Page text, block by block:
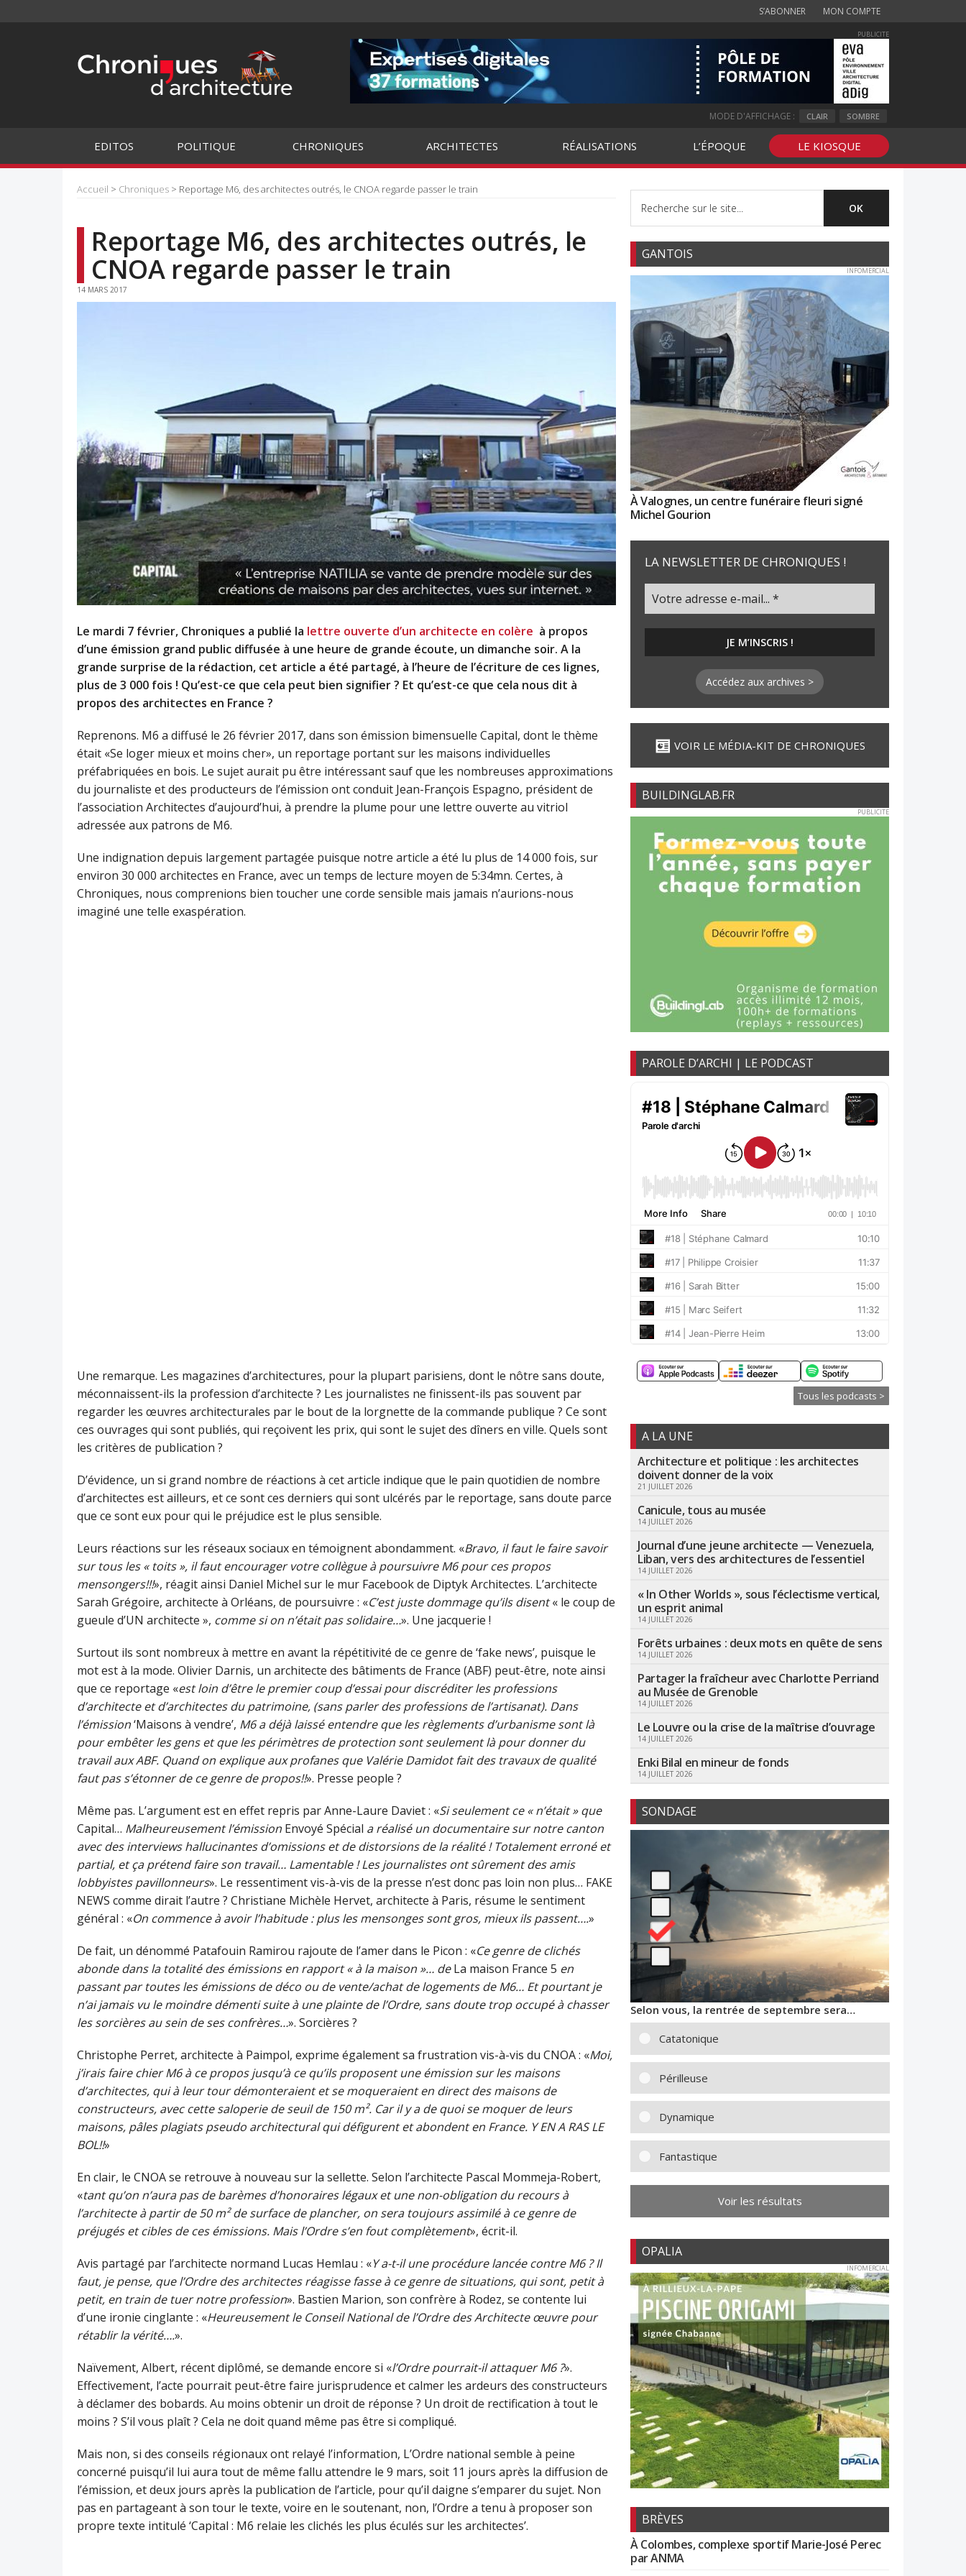
S’ABONNER MON COMPTE
PUBLICITE
MODE D'AFFICHAGE : CLAIR SOMBRE
EDITOS POLITIQUE CHRONIQUES ARCHITECTES RÉALISATIONS L’ÉPOQUE LE KIOSQUE
Accueil > Chroniques > Reportage M6, des architectes outrés, le CNOA regarde passer le train
Reportage M6, des architectes outrés, le
CNOA regarde passer le train
14 MARS 2017
Le mardi 7 février, Chroniques a publié la lettre ouverte d’un architecte en colère à propos
d’une émission grand public diffusée à une heure de grande écoute, un dimanche soir. A la
grande surprise de la rédaction, cet article a été partagé, à l’heure de l’écriture de ces lignes,
plus de 3 000 fois ! Qu’est-ce que cela peut bien signifier ? Et qu’est-ce que cela nous dit à
propos des architectes en France ?
Reprenons. M6 a diffusé le 26 février 2017, dans son émission bimensuelle Capital, dont le thème
était «Se loger mieux et moins cher», un reportage portant sur les maisons individuelles
préfabriquées en bois. Le sujet aurait pu être intéressant sauf que les nombreuses approximations
du journaliste et des producteurs de l’émission ont conduit Jean-François Espagno, président de
l’association Architectes d’aujourd’hui, à prendre la plume pour une lettre ouverte au vitriol
adressée aux patrons de M6.
Une indignation depuis largement partagée puisque notre article a été lu plus de 14 000 fois, sur
environ 30 000 architectes en France, avec un temps de lecture moyen de 5:34mn. Certes, à
Chroniques, nous comprenions bien toucher une corde sensible mais jamais n’aurions-nous
imaginé une telle exaspération.
Une remarque. Les magazines d’architectures, pour la plupart parisiens, dont le nôtre sans doute,
méconnaissent-ils la profession d’architecte ? Les journalistes ne finissent-ils pas souvent par
regarder les œuvres architecturales par le bout de la lorgnette de la commande publique ? Ce sont
ces ouvrages qui sont publiés, qui reçoivent les prix, qui sont le sujet des dîners en ville. Quels sont
les critères de publication ?
D’évidence, un si grand nombre de réactions à cet article indique que le pain quotidien de nombre
d’architectes est ailleurs, et ce sont ces derniers qui sont ulcérés par le reportage, sans doute parce
que ce sont eux pour qui le préjudice est le plus sensible.
Leurs réactions sur les réseaux sociaux en témoignent abondamment. «Bravo, il faut le faire savoir
sur tous les « toits », il faut encourager votre collègue à poursuivre M6 pour ces propos
mensongers!!!», réagit ainsi Daniel Michel sur le mur Facebook de Diptyk Architectes. L’architecte
Sarah Grégoire, architecte à Orléans, de poursuivre : «C’est juste dommage qu’ils disent« le coup de
gueule d’UN architecte », comme si on n’était pas solidaire…». Une jacquerie !
Surtout ils sont nombreux à mettre en avant la répétitivité de ce genre de ‘fake news’, puisque le
mot est à la mode. Olivier Darnis, un architecte des bâtiments de France (ABF) peut-être, note ainsi
que ce reportage «est loin d’être le premier coup d’essai pour discréditer les professions
d’architecte et d’architectes du patrimoine, (sans parler des professions de l’artisanat). Dans
l’émission‘Maisons à vendre’, M6 a déjà laissé entendre que les règlements d’urbanisme sont là
pour embêter les gens et que les périmètres de protection sont seulement là pour donner du
travail aux ABF. Quand on explique aux profanes que Valérie Damidot fait des travaux de qualité
faut pas s’étonner de ce genre de propos!!». Presse people ?
Même pas. L’argument est en effet repris par Anne-Laure Daviet : «Si seulement ce « n’était » que
Capital… Malheureusement l’émission Envoyé Spécial a réalisé un documentaire sur notre canton
avec des interviews hallucinantes d’omissions et de distorsions de la réalité ! Totalement erroné et
partial, et ça prétend faire son travail… Lamentable ! Les journalistes ont sûrement des amis
lobbyistes pavillonneurs». Le ressentiment vis-à-vis de la presse n’est donc pas loin non plus… FAKE
NEWS comme dirait l’autre ? Christiane Michèle Hervet, architecte à Paris, résume le sentiment
général : «On commence à avoir l’habitude : plus les mensonges sont gros, mieux ils passent….»
De fait, un dénommé Patafouin Ramirou rajoute de l’amer dans le Picon : «Ce genre de clichés
abonde dans la totalité des émissions en rapport « à la maison »… deLa maison France 5 en
passant par toutes les émissions de déco ou de vente/achat de logements de M6… Et pourtant je
n’ai jamais vu le moindre démenti suite à une plainte de l’Ordre, sans doute trop occupé à chasser
les sorcières au sein de ses confrères…». Sorcières ?
Christophe Perret, architecte à Paimpol, exprime également sa frustration vis-à-vis du CNOA : «Moi,
j’irais faire chier M6 à ce propos jusqu’à ce qu’ils proposent une émission sur les maisons
d’architectes, qui à leur tour démonteraient et se moqueraient en direct des maisons de
constructeurs, avec cette saloperie de seuil de 150 m². Car il y a de quoi se moquer de leurs
maisons, pâles plagiats pseudo architectural qui défigurent et abondent en France. Y EN A RAS LE
BOL!!»
En clair, le CNOA se retrouve à nouveau sur la sellette. Selon l’architecte Pascal Mommeja-Robert,
«tant qu’on n’aura pas de barèmes d’honoraires légaux et une non-obligation du recours à
l’architecte à partir de 50 m² de surface de plancher, on sera toujours assimilé à ce genre de
préjugés et cibles de ces émissions. Mais l’Ordre s’en fout complètement», écrit-il.
Avis partagé par l’architecte normand Lucas Hemlau : «Y a-t-il une procédure lancée contre M6 ? Il
faut, je pense, que l’Ordre des architectes réagisse fasse à ce genre de situations, qui sont, petit à
petit, en train de tuer notre profession». Bastien Marion, son confrère à Rodez, se contente lui
d’une ironie cinglante : «Heureusement le Conseil National de l’Ordre des Architecte œuvre pour
rétablir la vérité….».
Naïvement, Albert, récent diplômé, se demande encore si «l’Ordre pourrait-il attaquer M6 ?».
Effectivement, l’acte pourrait peut-être faire jurisprudence et calmer les ardeurs des constructeurs
à déclamer des bobards. Au moins obtenir un droit de réponse ? Un droit de rectification à tout le
moins ? S’il vous plaît ? Cela ne doit quand même pas être si compliqué.
Mais non, si des conseils régionaux ont relayé l’information, L’Ordre national semble à peine
concerné puisqu’il lui aura tout de même fallu attendre le 9 mars, soit 11 jours après la diffusion de
l’émission, et deux jours après la publication de l’article, pour qu’il daigne s’emparer du sujet. Non
pas en partageant à son tour le texte, voire en le soutenant, non, l’Ordre a tenu à proposer son
propre texte intitulé ‘Capital : M6 relaie les clichés les plus éculés sur les architectes’.
GANTOIS
INFOMERCIAL
À Valognes, un centre funéraire fleuri signé
Michel Gourion
LA NEWSLETTER DE CHRONIQUES !
Accédez aux archives >
VOIR LE MÉDIA-KIT DE CHRONIQUES
BUILDINGLAB.FR
PUBLICITE
PAROLE D’ARCHI | LE PODCAST
Tous les podcasts >
A LA UNE
Architecture et politique : les architectes
doivent donner de la voix
21 JUILLET 2026
Canicule, tous au musée
14 JUILLET 2026
Journal d’une jeune architecte — Venezuela,
Liban, vers des architectures de l’essentiel
14 JUILLET 2026
« In Other Worlds », sous l’éclectisme vertical,
un esprit animal
14 JUILLET 2026
Forêts urbaines : deux mots en quête de sens
14 JUILLET 2026
Partager la fraîcheur avec Charlotte Perriand
au Musée de Grenoble
14 JUILLET 2026
Le Louvre ou la crise de la maîtrise d’ouvrage
14 JUILLET 2026
Enki Bilal en mineur de fonds
14 JUILLET 2026
SONDAGE
Selon vous, la rentrée de septembre sera…
Catatonique
Périlleuse
Dynamique
Fantastique
Voir les résultats
OPALIA
INFOMERCIAL
BRÈVES
À Colombes, complexe sportif Marie-José Perec
par ANMA